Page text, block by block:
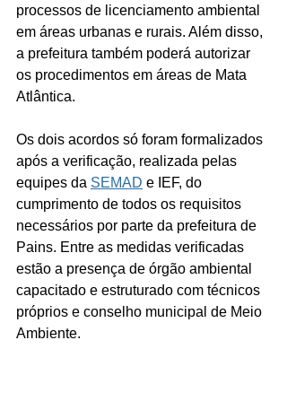
processos de licenciamento ambiental
em áreas urbanas e rurais. Além disso,
a prefeitura também poderá autorizar
os procedimentos em áreas de Mata
Atlântica.
Os dois acordos só foram formalizados
após a verificação, realizada pelas
equipes da SEMAD e IEF, do
cumprimento de todos os requisitos
necessários por parte da prefeitura de
Pains. Entre as medidas verificadas
estão a presença de órgão ambiental
capacitado e estruturado com técnicos
próprios e conselho municipal de Meio
Ambiente.